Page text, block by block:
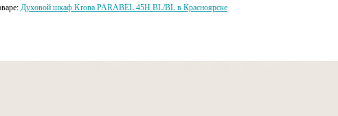
Духовой шкаф Krona PARABEL 45H BL/BL в Красноярске